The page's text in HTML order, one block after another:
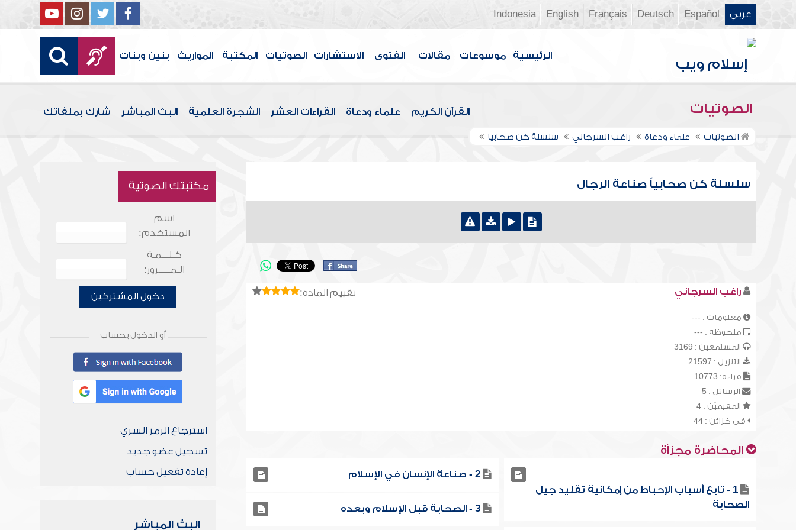
عربي Español
Deutsch
Français
English
Indonesia
الرئيسية موسوعات مقالات الفتوى الاستشارات الصوتيات المكتبة المواريث بنين وبنات
الصوتيات القرآن الكريم علماء ودعاة القراءات العشر الشجرة العلمية البث المباشر شارك بملفاتك
الصوتيات علماء ودعاة راغب السرجاني سلسلة كن صحابيا
سلسلة كن صحابياً صناعة الرجال
تقييم المادة: راغب السرجاني
معلومات : ---
ملحوظة : ---
المستمعين : 3169
التنزيل : 21597
قراءة: 10773
الرسائل : 5
المقيميّن : 4
في خزائن : 44
المحاضرة مجزأة
1 - تابع أسباب الإحباط من إمكانية تقليد جيل
الصحابة
2 - صناعة الإنسان في الإسلام
3 - الصحابة قبل الإسلام وبعده
مكتبتك الصوتية
اسم
المستخدم:
كـلـــمـة
الـمـــــرور:
دخول المشتركين
أو الدخول بحساب
استرجاع الرمز السري
تسجيل عضو جديد
إعادة تفعيل حساب
البث المباشر